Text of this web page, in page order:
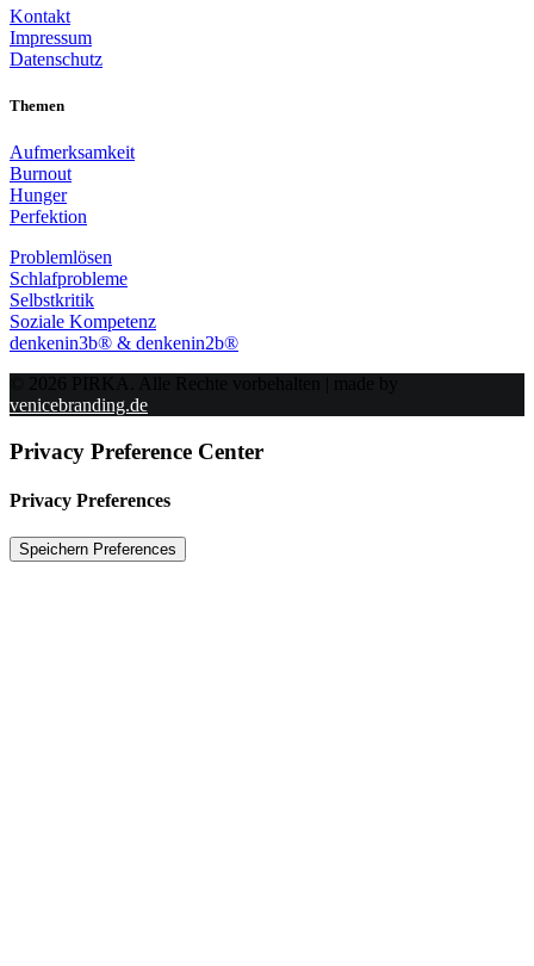
Kontakt
Impressum
Datenschutz
Themen
Aufmerksamkeit
Burnout
Hunger
Perfektion
Problemlösen
Schlafprobleme
Selbstkritik
Soziale Kompetenz
denkenin3b® & denkenin2b®
© 2026 PIRKA. Alle Rechte vorbehalten | made by
venicebranding.de
Privacy Preference Center
Privacy Preferences